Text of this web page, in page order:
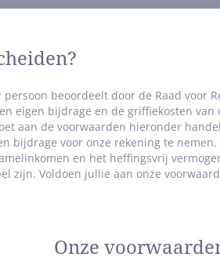
beoordeelt door de Raad voor
eigen bijdrage en de griffiekosten
aan de voorwaarden hieronder
bijdrage voor onze rekening te
en het heffingsvrij
zijn. Voldoen jullie aan onze
Onze